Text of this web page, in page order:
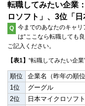
転職してみたい企業
ロソフト」、3位「日
Q 今までのあなたのキャリ
は“ここなら転職しても
ご記入ください。
【表1】 “転職してみたい企
順位 企業名（昨年の順位
1位
グーグル
2位
日本マイクロソフト